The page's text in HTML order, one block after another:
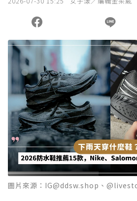
圖片來源：IG@ddsw.shop、